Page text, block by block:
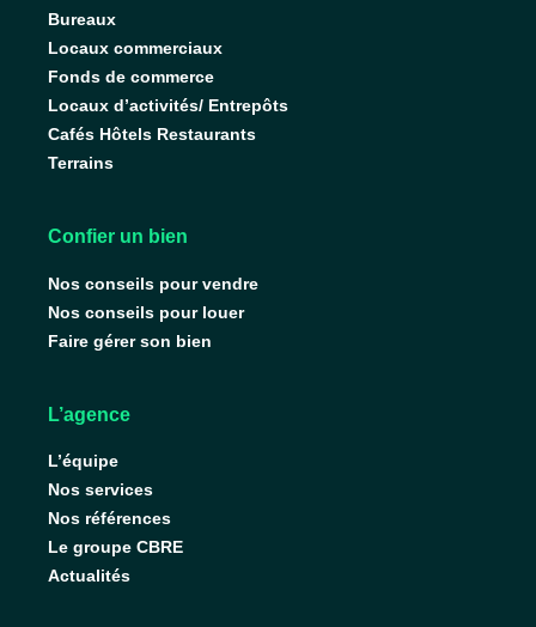
Bureaux
Locaux commerciaux
Fonds de commerce
Locaux d’activités/ Entrepôts
Cafés Hôtels Restaurants
Terrains
Confier un bien
Nos conseils pour vendre
Nos conseils pour louer
Faire gérer son bien
L’agence
L’équipe
Nos services
Nos références
Le groupe CBRE
Actualités